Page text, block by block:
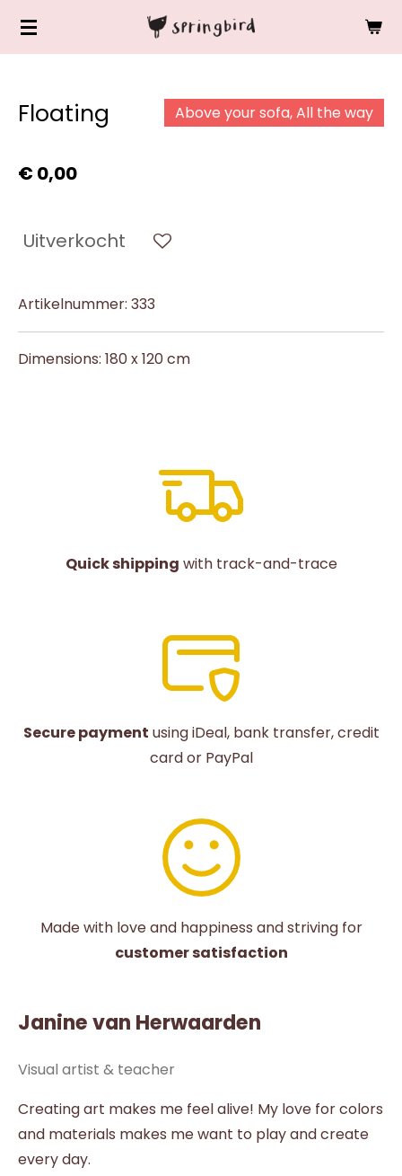
Ga
hoofdinhoud
Floating Above your sofa, All the way
€ 0,00
Uitverkocht
Artikelnummer: 333
Dimensions: 180 x 120 cm
Quick shipping with track-and-trace
Secure payment using iDeal, bank transfer, credit
card or PayPal
Made with love and happiness and striving for
customer satisfaction
Janine van Herwaarden
Visual artist & teacher
Creating art makes me feel alive! My love for colors
and materials makes me want to play and create
every day.